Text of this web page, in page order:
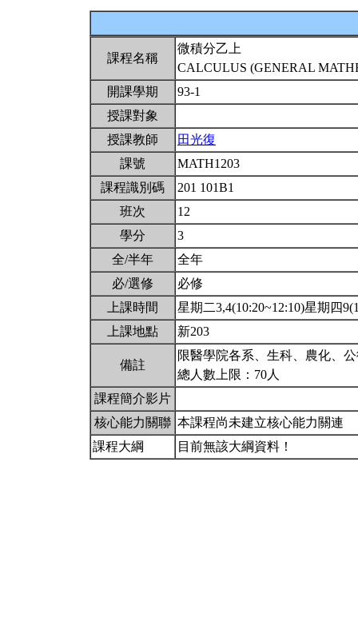
課程名稱
微積分乙上
CALCULUS (GENERAL
開課學期
93-1
授課對象
授課教師
田光復
課號
MATH1203
課程識別碼
201 101B1
班次
12
學分
3
全/半年
全年
必/選修
必修
上課時間
星期二3,4(10:20~12:10)星期四
上課地點
新203
備註
限醫學院各系、生科、農化、
總人數上限：70人
課程簡介影片
核心能力關聯 本課程尚未建立核心能力關連
課程大綱
目前無該大綱資料！